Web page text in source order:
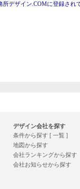
所デザイン.COMに登録され
デザイン会社を探す
条件から探す [ 一覧 ]
地図から探す
会社ランキングから探す
会社お知らせから探す